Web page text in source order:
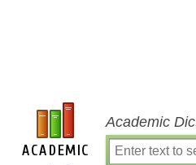
Academic